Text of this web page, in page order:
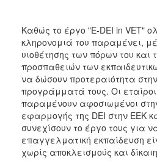
Καθώς το έργο "E-DEI in VET"
κληρονομιά του παραμένει,
υιοθέτησης των πόρων του και
προσπαθειών των
να δώσουν προτεραιότητα
προγράμματά τους. Οι
παραμένουν αφοσιωμένοι
εφαρμογής της DEI στην ΕΕΚ
συνεχίσουν το έργο τους για
επαγγελματική εκπαίδευση
χωρίς αποκλεισμούς και